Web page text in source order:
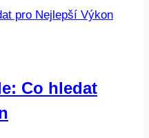
Co hledat